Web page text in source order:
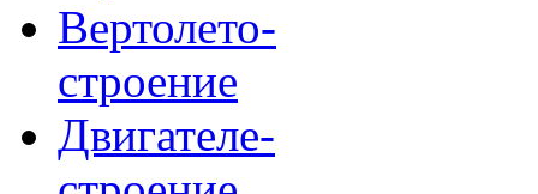
Вертолето-
строение
Двигателе-